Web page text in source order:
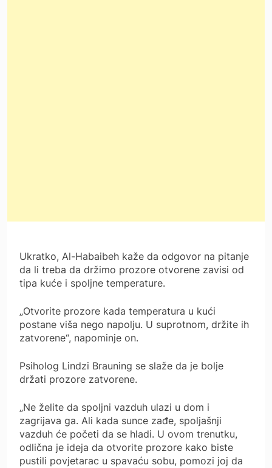
Ukratko, Al-Habaibeh kaže da odgovor na pitanje
da li treba da držimo prozore otvorene zavisi od
tipa kuće i spoljne temperature.
„Otvorite prozore kada temperatura u kući
postane viša nego napolju. U suprotnom, držite ih
zatvorene“, napominje on.
Psiholog Lindzi Brauning se slaže da je bolje
držati prozore zatvorene.
„Ne želite da spoljni vazduh ulazi u dom i
zagrijava ga. Ali kada sunce zađe, spoljašnji
vazduh će početi da se hladi. U ovom trenutku,
odlična je ideja da otvorite prozore kako biste
pustili povjetarac u spavaću sobu, pomozi joj da